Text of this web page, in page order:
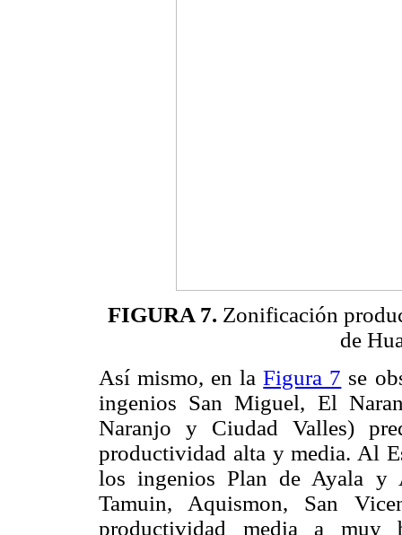
FIGURA 7. Zonificación
de
Así mismo, en laFigura 7 se
ingenios San Miguel, El
Naranjo y Ciudad Valles)
productividad alta y media. Al
los ingenios Plan de Ayala y
Tamuin, Aquismon, San
productividad media a